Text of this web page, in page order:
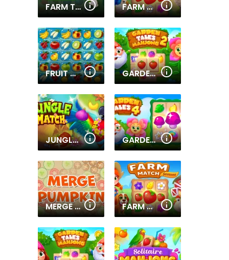
FARM TRIPLE MATCH FARM MATCH SEASONS 2
FRUIT CONNECT 2 GARDEN TALES MAHJONG 2
JUNGLE MATCH GARDEN TALES 4
MERGE PUMPKIN FARM MATCH SEASONS